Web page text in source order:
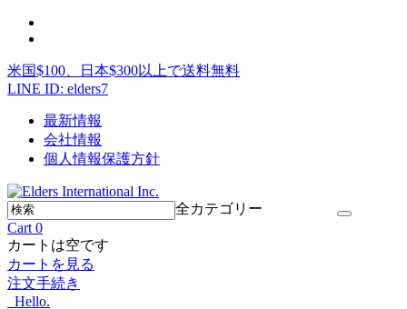
米国$100、日本$300以上で送料無料
LINE ID: elders7
最新情報
会社情報
個人情報保護方針
全カテゴリー
Cart 0
カートは空です
カートを見る
注文手続き
Hello.